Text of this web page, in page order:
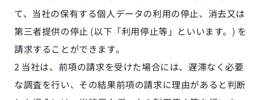
て、当社の保有する個人データの利用の停止、消去又は
第三者提供の停止 (以下「利用停止等」といいます。) を
請求することができます。
2 当社は、前項の請求を受けた場合には、遅滞なく必要
な調査を行い、その結果前項の請求に理由があると判断